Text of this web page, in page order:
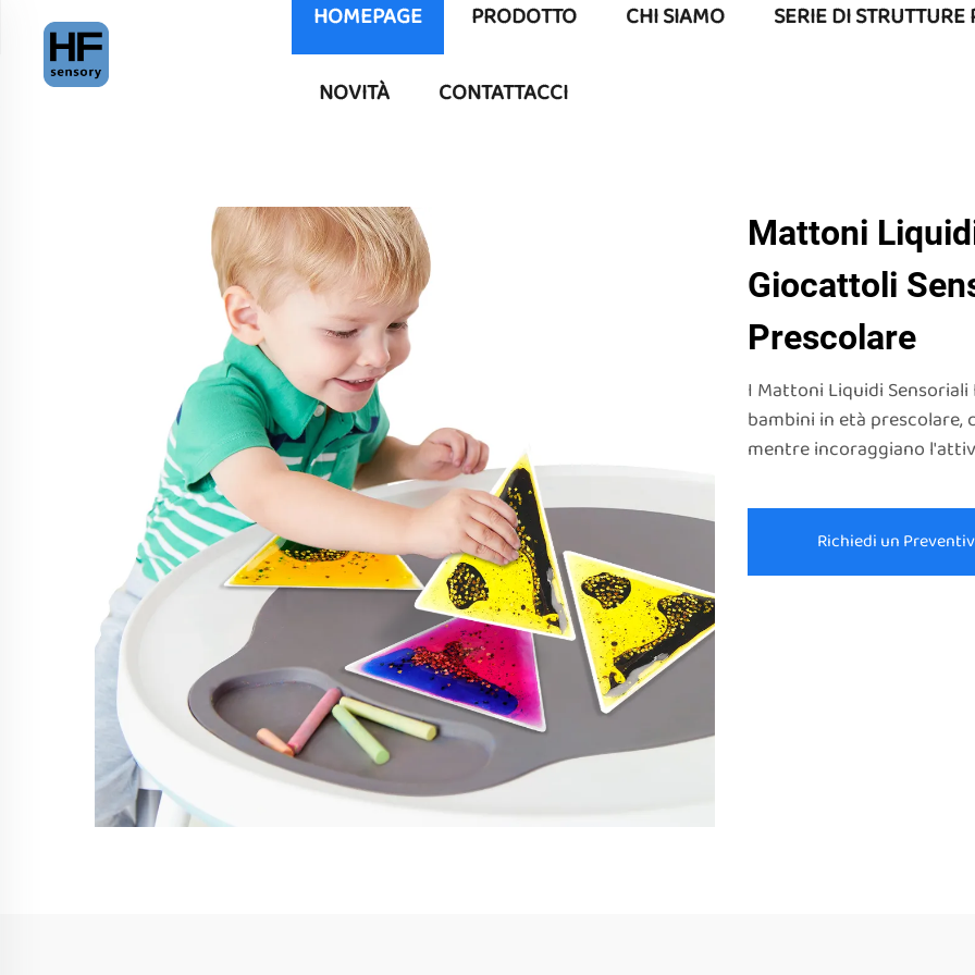
HOMEPAGE PRODOTTO CHI SIAMO SERIE DI
NOVITÀ CONTATTACCI
Mattoni
Giocattoli
Prescolare
I Mattoni Liquidi
bambini in età prescolare,
mentre incoraggiano
Richiedi un